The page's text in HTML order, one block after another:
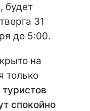
будет
31
до 5:00.
на
только
спокойно